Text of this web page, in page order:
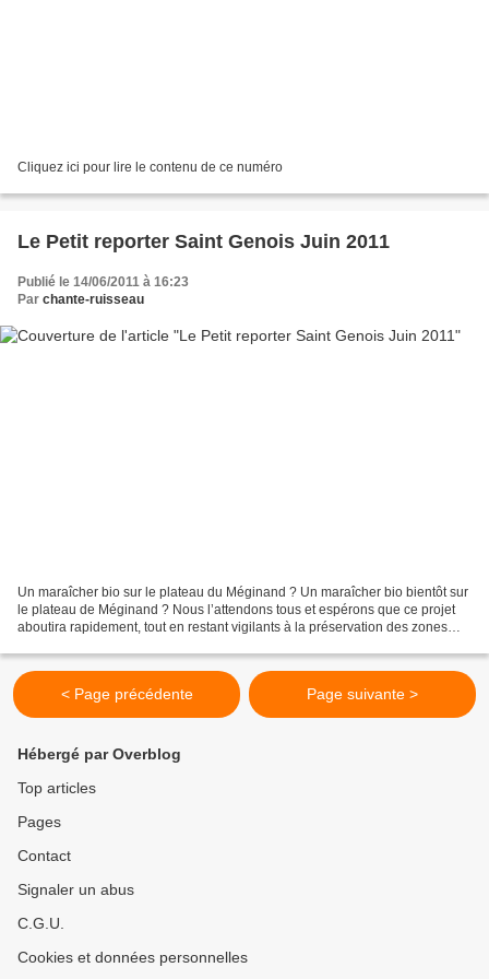
Cliquez ici pour lire le contenu de ce numéro
Le Petit reporter Saint Genois Juin 2011
Publié le 14/06/2011 à 16:23
Par chante-ruisseau
Un maraîcher bio sur le plateau du Méginand ? Un maraîcher bio bientôt sur
le plateau de Méginand ? Nous l’attendons tous et espérons que ce projet
aboutira rapidement, tout en restant vigilants à la préservation des zones
< Page précédente Page suivante >
Hébergé par Overblog
Top articles
Pages
Contact
Signaler un abus
C.G.U.
Cookies et données personnelles